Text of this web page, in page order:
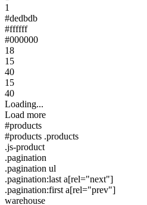
1
#dedbdb
#ffffff
#000000
18
15
40
15
40
Loading...
Load more
#products
#products .products
.js-product
.pagination
.pagination ul
.pagination:last a[rel="next"]
.pagination:first a[rel="prev"]
warehouse